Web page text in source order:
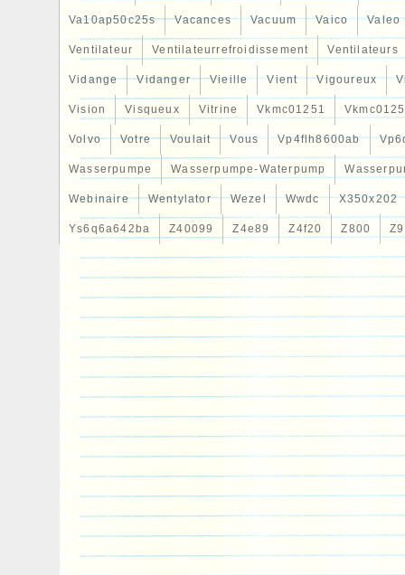
Va10ap50c25s Vacances Vacuum Vaico Valeo
Ventilateur Ventilateurrefroidissement Ventilateurs
Vidange Vidanger Vieille Vient Vigoureux
Vision Visqueux Vitrine Vkmc01251
Volvo Votre Voulait Vous Vp4flh8600ab
Wasserpumpe Wasserpumpe-Waterpump
Webinaire Wentylator Wezel Wwdc X350x202
Ys6q6a642ba Z40099 Z4e89 Z4f20 Z800